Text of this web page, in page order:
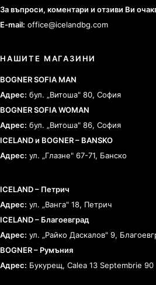
За въпроси, коментари и отзиви Ви
E-mail: office@icelandbg.com
НАШИТЕ МАГАЗИНИ
BOGNER SOFIA MAN
Адрес: бул. „Витоша" 80, София
BOGNER SOFIA WOMAN
Адрес: бул. „Витоша" 86, София
ICELAND и BOGNER – BANSKO
Адрес: ул. „Глазне" 67-71, Банско
ICELAND – Петрич
Адрес: ул. „Ванга" 18, Петрич
ICELAND – Благоевград
Адрес: ул. „Райко Даскалов" 9,
BOGNER – Румъния
Адрес: Букурещ, Calea 13 Septembrie 90